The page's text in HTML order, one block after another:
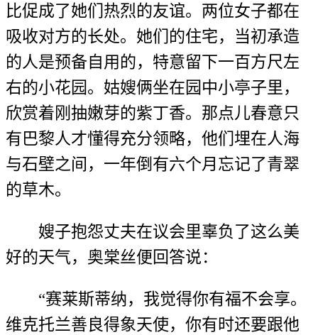
比促成了她们热烈的友谊。两位女子都在
吸收对方的长处。她们的住宅，当初承造
的人是预备自用的，特意留下一百方尺左
右的小花园。姑嫂俩坐在园中小亭子里，
欣赏着刚抽嫩芽的紫丁香。那点儿春意只
有巴黎人才懂得充分领略，他们埋在人海
与石壁之间，一年倒有六个月忘记了青翠
的草木。
嫂子抱怨丈夫在议会里辜负了这么美
好的天气，奥棠丝便回答说：
“赛莱斯蒂纳，我觉得你有福不会享。
维克托兰善良得象天使，你有时还要跟他